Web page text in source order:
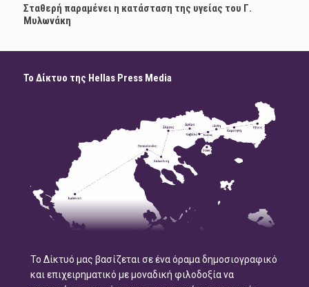
Σταθερή παραμένει η κατάσταση της υγείας του Γ.
Μυλωνάκη
Το Δίκτυο της Hellas Press Media
Το Δίκτυό μας βασίζεται σε ένα όραμα δημοσιογραφικό
και επιχειρηματικό με μοναδική φιλοδοξία να